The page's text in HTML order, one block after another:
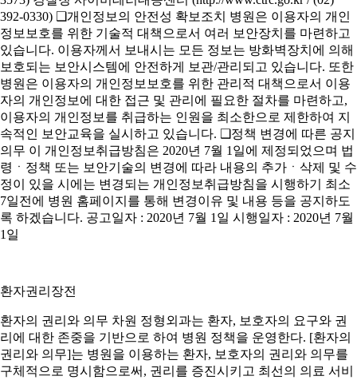
392-0330) ❑개인정보의 안전성 확보조치 병원은 이용자의 개인
정보보호를 위한 기술적 대책으로서 여러 보안장치를 마련하고
있습니다. 이용자께서 보내시는 모든 정보는 방화벽장치에 의해
보호되는 보안시스템에 안전하게 보관/관리되고 있습니다. 또한
병원은 이용자의 개인정보보호를 위한 관리적 대책으로서 이용
자의 개인정보에 대한 접근 및 관리에 필요한 절차를 마련하고,
이용자의 개인정보를 취급하는 인원을 최소한으로 제한하여 지
속적인 보안교육을 실시하고 있습니다. ❑정책 변경에 따른 공지
의무 이 개인정보취급방침은 2020년 7월 1일에 제정되었으며 법
령ㆍ정책 또는 보안기술의 변경에 따라 내용의 추가ㆍ삭제 및 수
정이 있을 시에는 변경되는 개인정보취급방침을 시행하기 최소
7일전에 병원 홈페이지를 통해 변경이유 및 내용 등을 공지하도
록 하겠습니다. 공고일자 : 2020년 7월 1일 시행일자 : 2020년 7월
1일
환자권리장전
환자의 권리와 의무 차원 정형외과는 환자, 보호자의 요구와 권
리에 대한 존중을 기반으로 하여 병원 정책을 운영한다. [환자의
권리와 의무]는 병원을 이용하는 환자, 보호자의 권리와 의무를
구체적으로 명시함으로써, 권리를 증진시키고 최선의 의료 서비